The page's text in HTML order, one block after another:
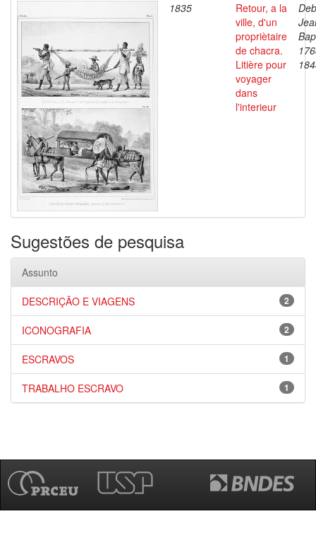
1835
Retour, a la
ville, d'un
propriètaire
de chacra.
Litière pour
voyager
dans
l'interieur
Sugestões de pesquisa
Assunto
2
DESCRIÇÃO E VIAGENS
2
ICONOGRAFIA
1
ESCRAVOS
1
TRABALHO ESCRAVO